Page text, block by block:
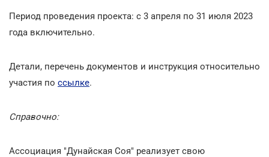
Период проведения проекта: с 3 апреля по 31 июля 2023
года включительно.
Детали, перечень документов и инструкция относительно
участия по ссылке.
Справочно:
Ассоциация "Дунайская Соя" реализует свою